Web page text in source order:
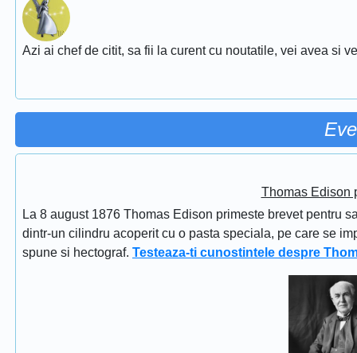
Azi ai chef de citit, sa fii la curent cu noutatile, vei avea si
Thomas Edison
La 8 august 1876 Thomas Edison primeste brevet pentru
dintr-un cilindru acoperit cu o pasta speciala, pe care se
spune si hectograf. Testeaza-ti cunostintele despre